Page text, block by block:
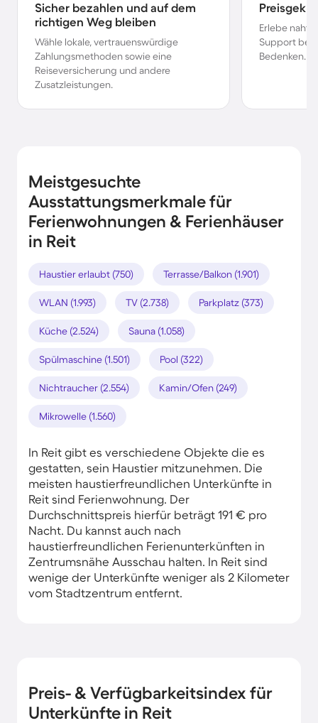
Sicher bezahlen und auf dem
richtigen Weg bleiben
Wähle lokale, vertrauenswürdige
Zahlungsmethoden sowie eine
Reiseversicherung und andere
Zusatzleistungen.
Erlebe
Support bei
Bedenken.
Meistgesuchte
Ausstattungsmerkmale für
Ferienwohnungen & Ferienhäuser
in Reit
Haustier erlaubt (750) Terrasse/Balkon (1.901)
WLAN (1.993) TV (2.738) Parkplatz (373)
Küche (2.524) Sauna (1.058)
Spülmaschine (1.501) Pool (322)
Nichtraucher (2.554) Kamin/Ofen (249)
Mikrowelle (1.560)
In Reit gibt es verschiedene Objekte die es
gestatten, sein Haustier mitzunehmen. Die
meisten haustierfreundlichen Unterkünfte in
Reit sind Ferienwohnung. Der
Durchschnittspreis hierfür beträgt 191 € pro
Nacht. Du kannst auch nach
haustierfreundlichen Ferienunterkünften in
Zentrumsnähe Ausschau halten. In Reit sind
wenige der Unterkünfte weniger als 2 Kilometer
vom Stadtzentrum entfernt.
Preis- & Verfügbarkeitsindex für
Unterkünfte in Reit